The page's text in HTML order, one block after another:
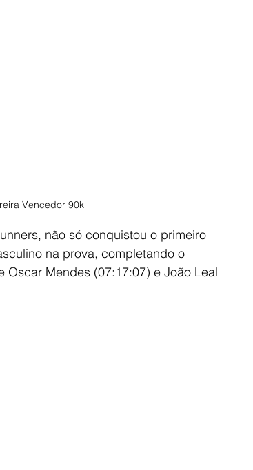
Vencedor 90k
não só conquistou o primeiro
na prova, completando o
Oscar Mendes (07:17:07) e João Leal